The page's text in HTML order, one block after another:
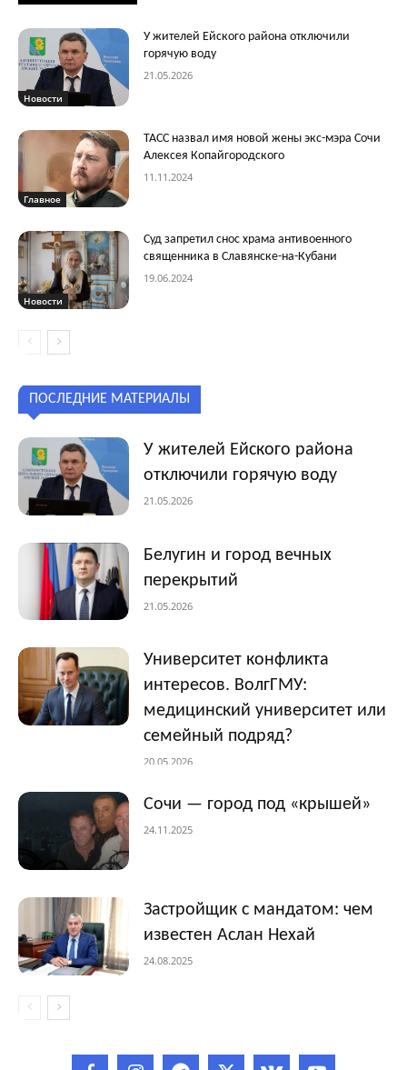
Новости
У жителей Ейского района отключили
горячую воду
21.05.2026
Главное
ТАСС назвал имя новой жены экс-мэра Сочи
Алексея Копайгородского
11.11.2024
Новости
Суд запретил снос храма антивоенного
священника в Славянске-на-Кубани
19.06.2024
ПОСЛЕДНИЕ МАТЕРИАЛЫ
У жителей Ейского района
отключили горячую воду
21.05.2026
Белугин и город вечных
перекрытий
21.05.2026
Университет конфликта
интересов. ВолгГМУ:
медицинский университет или
семейный подряд?
20.05.2026
Сочи — город под «крышей»
24.11.2025
Застройщик с мандатом: чем
известен Аслан Нехай
24.08.2025